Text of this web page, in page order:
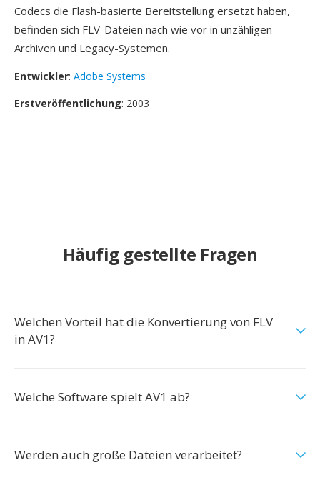
Codecs die Flash-basierte Bereitstellung ersetzt haben,
befinden sich FLV-Dateien nach wie vor in unzähligen
Archiven und Legacy-Systemen.
Entwickler: Adobe Systems
Erstveröffentlichung: 2003
Häufig gestellte Fragen
Welchen Vorteil hat die Konvertierung von FLV
in AV1?
Welche Software spielt AV1 ab?
Werden auch große Dateien verarbeitet?